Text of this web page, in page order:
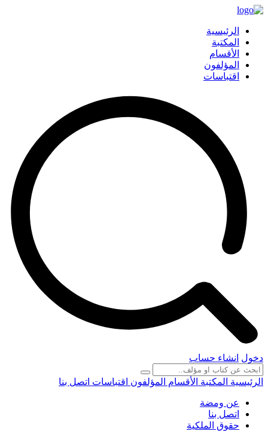
الرئيسية
المكتبة
الأقسام
المؤلفون
اقتباسات
دخول انشاء حساب
الرئيسية المكتبة الأقسام المؤلفون اقتباسات اتصل بنا
عن ومضة
اتصل بنا
حقوق الملكية